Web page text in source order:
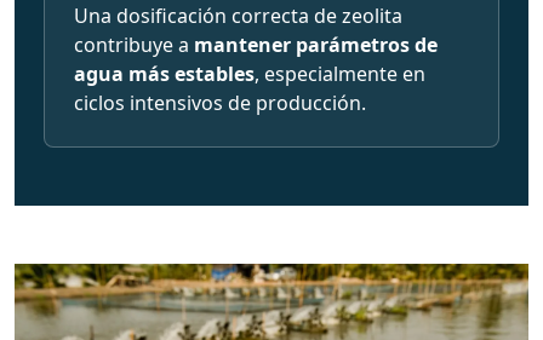
Una dosificación correcta de zeolita
contribuye a mantener parámetros de
agua más estables, especialmente en
ciclos intensivos de producción.